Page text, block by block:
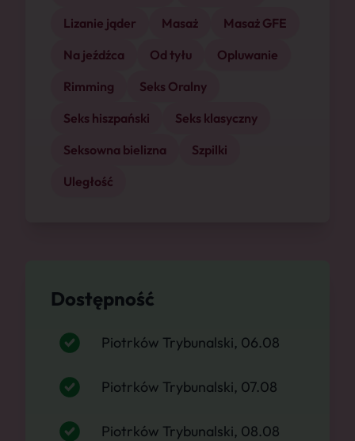
Lizanie jąder
Masaż
Masaż GFE
Na jeźdźca
Od tyłu
Opluwanie
Rimming
Seks Oralny
Seks hiszpański
Seks klasyczny
Seksowna bielizna
Szpilki
Uległość
Dostępność
Piotrków Trybunalski, 06.08
Piotrków Trybunalski, 07.08
Piotrków Trybunalski, 08.08